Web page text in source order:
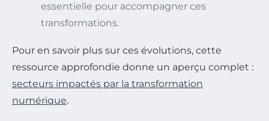
essentielle pour accompagner ces
transformations.
Pour en savoir plus sur ces évolutions, cette
ressource approfondie donne un aperçu complet :
secteurs impactés par la transformation
numérique.